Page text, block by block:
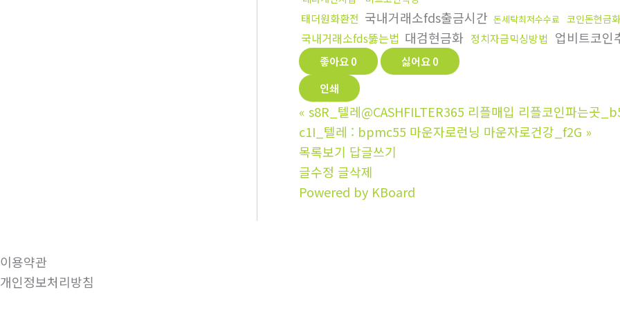
태더원화환전 국내거래소fds출금시간 돈세탁최저수수료 코인돈현금화
국내거래소fds뚫는법 대검현금화 정치자금믹싱방법 업비트코인
좋아요0 싫어요0
인쇄
« s8R_텔레@CASHFILTER365 리플매입 리플코인파는곳
c1I_텔레 : bpmc55 마운자로런닝 마운자로건강_f2G »
목록보기 답글쓰기
글수정 글삭제
Powered by KBoard
이용약관
개인정보처리방침